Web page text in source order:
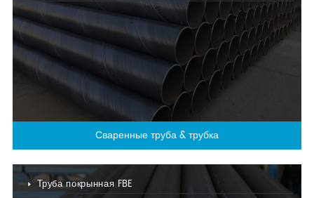
Сваренные труба & трубка
Труба покрынная FBE